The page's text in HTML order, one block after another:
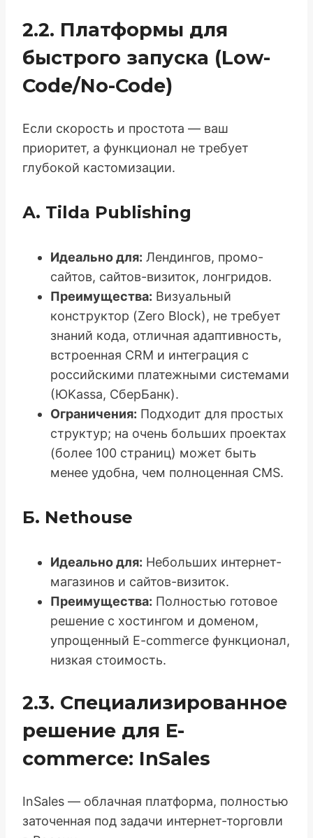
2.2. Платформы для
быстрого запуска (Low-
Code/No-Code)
Если скорость и простота — ваш
приоритет, а функционал не требует
глубокой кастомизации.
А. Tilda Publishing
Идеально для: Лендингов, промо-
сайтов, сайтов-визиток, лонгридов.
Преимущества: Визуальный
конструктор (Zero Block), не требует
знаний кода, отличная адаптивность,
встроенная CRM и интеграция с
российскими платежными системами
(ЮKassa, СберБанк).
Ограничения: Подходит для простых
структур; на очень больших проектах
(более 100 страниц) может быть
менее удобна, чем полноценная CMS.
Б. Nethouse
Идеально для: Небольших интернет-
магазинов и сайтов-визиток.
Преимущества: Полностью готовое
решение с хостингом и доменом,
упрощенный E-commerce функционал,
низкая стоимость.
2.3. Специализированное
решение для E-
commerce: InSales
InSales — облачная платформа, полностью
заточенная под задачи интернет-торговли